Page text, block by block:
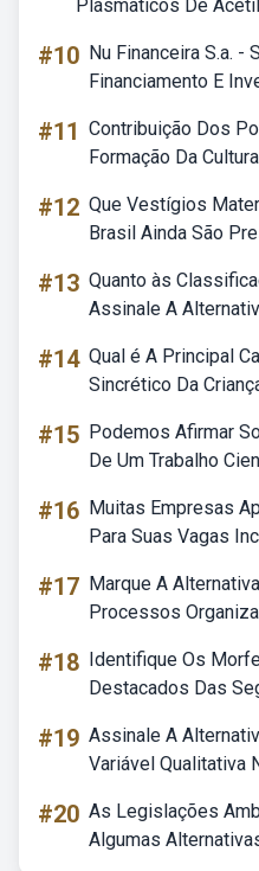
Plasmaticos De
#10 Nu Financeira S.a. -
Financiamento E
#11 Contribuição Dos
Formação Da
#12 Que Vestígios
Brasil Ainda São
#13 Quanto às
Assinale A
#14 Qual é A Principal
Sincrético Da
#15 Podemos Afirmar
De Um Trabalho
#16 Muitas Empresas
Para Suas Vagas
#17 Marque A
Processos
#18 Identifique Os
Destacados Das
#19 Assinale A
Variável Qualitativa
#20 As Legislações
Algumas